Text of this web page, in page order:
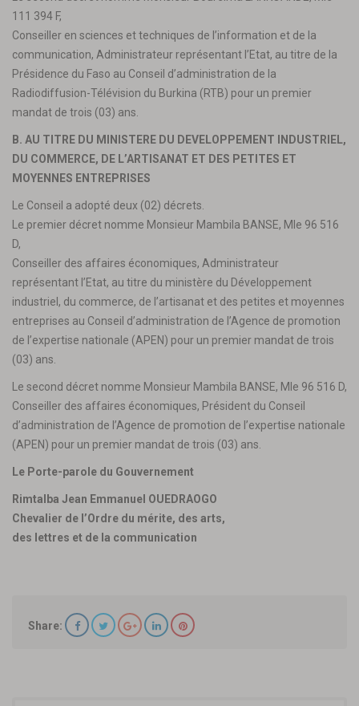
111 394 F,
Conseiller en sciences et techniques de l’information et de la
communication, Administrateur représentant l’Etat, au titre de la
Présidence du Faso au Conseil d’administration de la
Radiodiffusion-Télévision du Burkina (RTB) pour un premier
mandat de trois (03) ans.
B. AU TITRE DU MINISTERE DU DEVELOPPEMENT INDUSTRIEL,
DU COMMERCE, DE L’ARTISANAT ET DES PETITES ET
MOYENNES ENTREPRISES
Le Conseil a adopté deux (02) décrets.
Le premier décret nomme Monsieur Mambila BANSE, Mle 96 516
D,
Conseiller des affaires économiques, Administrateur
représentant l’Etat, au titre du ministère du Développement
industriel, du commerce, de l’artisanat et des petites et moyennes
entreprises au Conseil d’administration de l’Agence de promotion
de l’expertise nationale (APEN) pour un premier mandat de trois
(03) ans.
Le second décret nomme Monsieur Mambila BANSE, Mle 96 516 D,
Conseiller des affaires économiques, Président du Conseil
d’administration de l’Agence de promotion de l’expertise nationale
(APEN) pour un premier mandat de trois (03) ans.
Le Porte-parole du Gouvernement
Rimtalba Jean Emmanuel OUEDRAOGO
Chevalier de l’Ordre du mérite, des arts,
des lettres et de la communication
Share: